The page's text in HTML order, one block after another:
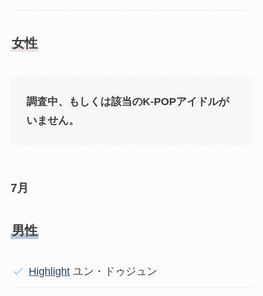
女性
調査中、もしくは該当のK-POPアイドルが
いません。
7月
男性
Highlight ユン・ドゥジュン